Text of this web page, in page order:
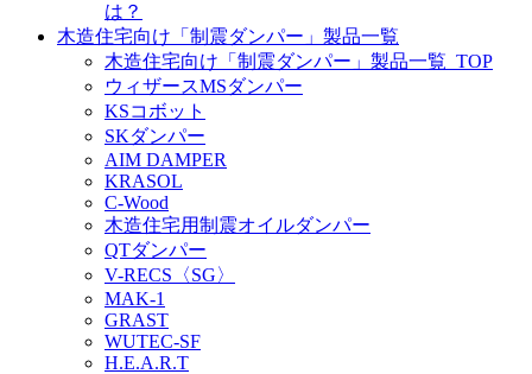
は？
木造住宅向け「制震ダンパー」製品一覧
木造住宅向け「制震ダンパー」製品一覧_TOP
ウィザースMSダンパー
KSコボット
SKダンパー
AIM DAMPER
KRASOL
C-Wood
木造住宅用制震オイルダンパー
QTダンパー
V-RECS〈SG〉
MAK-1
GRAST
WUTEC-SF
H.E.A.R.T